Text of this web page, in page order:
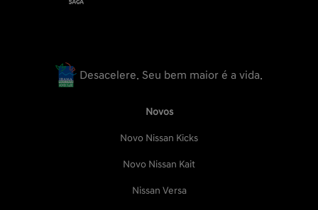
Desacelere. Seu bem maior é a vida.
Novos
Novo Nissan Kicks
Novo Nissan Kait
Nissan Versa